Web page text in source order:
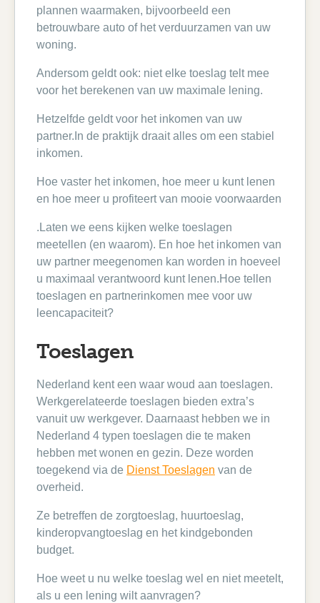
plannen waarmaken, bijvoorbeeld een
betrouwbare auto of het verduurzamen van uw
woning.
Andersom geldt ook: niet elke toeslag telt mee
voor het berekenen van uw maximale lening.
Hetzelfde geldt voor het inkomen van uw
partner.In de praktijk draait alles om een stabiel
inkomen.
Hoe vaster het inkomen, hoe meer u kunt lenen
en hoe meer u profiteert van mooie voorwaarden
.Laten we eens kijken welke toeslagen
meetellen (en waarom). En hoe het inkomen van
uw partner meegenomen kan worden in hoeveel
u maximaal verantwoord kunt lenen.Hoe tellen
toeslagen en partnerinkomen mee voor uw
leencapaciteit?
Toeslagen
Nederland kent een waar woud aan toeslagen.
Werkgerelateerde toeslagen bieden extra’s
vanuit uw werkgever. Daarnaast hebben we in
Nederland 4 typen toeslagen die te maken
hebben met wonen en gezin. Deze worden
toegekend via de Dienst Toeslagen van de
overheid.
Ze betreffen de zorgtoeslag, huurtoeslag,
kinderopvangtoeslag en het kindgebonden
budget.
Hoe weet u nu welke toeslag wel en niet meetelt,
als u een lening wilt aanvragen?